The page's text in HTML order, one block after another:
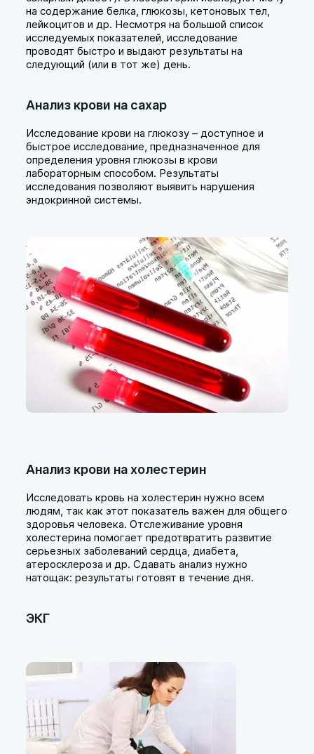
на содержание белка, глюкозы, кетоновых тел,
лейкоцитов и др. Несмотря на большой список
исследуемых показателей, исследование
проводят быстро и выдают результаты на
следующий (или в тот же) день.
Анализ крови на сахар
Исследование крови на глюкозу – доступное и
быстрое исследование, предназначенное для
определения уровня глюкозы в крови
лабораторным способом. Результаты
исследования позволяют выявить нарушения
эндокринной системы.
Анализ крови на холестерин
Исследовать кровь на холестерин нужно всем
людям, так как этот показатель важен для общего
здоровья человека. Отслеживание уровня
холестерина помогает предотвратить развитие
серьезных заболеваний сердца, диабета,
атеросклероза и др. Сдавать анализ нужно
натощак: результаты готовят в течение дня.
ЭКГ